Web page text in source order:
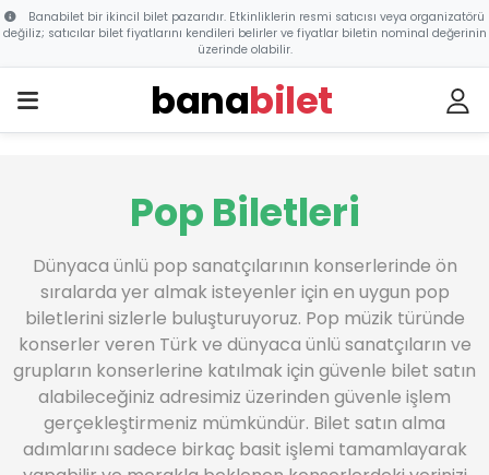
Banabilet bir ikincil bilet pazarıdır. Etkinliklerin resmi satıcısı veya organizatörü
değiliz; satıcılar bilet fiyatlarını kendileri belirler ve fiyatlar biletin nominal değerinin
üzerinde olabilir.
banabilet
Pop Biletleri
Dünyaca ünlü pop sanatçılarının konserlerinde ön
sıralarda yer almak isteyenler için en uygun pop
biletlerini sizlerle buluşturuyoruz. Pop müzik türünde
konserler veren Türk ve dünyaca ünlü sanatçıların ve
grupların konserlerine katılmak için güvenle bilet satın
alabileceğiniz adresimiz üzerinden güvenle işlem
gerçekleştirmeniz mümkündür. Bilet satın alma
adımlarını sadece birkaç basit işlemi tamamlayarak